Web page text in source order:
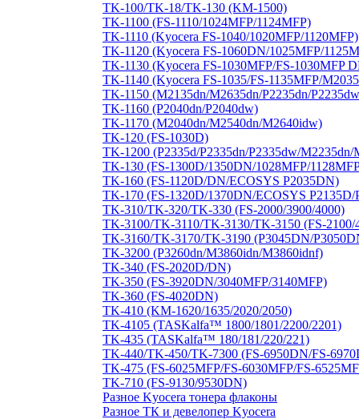
TK-100/TK-18/TK-130 (KM-1500)
TK-1100 (FS-1110/1024MFP/1124MFP)
TK-1110 (Kyocera FS-1040/1020MFP/1120MFP)
TK-1120 (Kyocera FS-1060DN/1025MFP/
TK-1130 (Kyocera FS-1030MFP/FS-1030MFP
TK-1140 (Kyocera FS-1035/FS-1135MFP/
TK-1150 (M2135dn/M2635dn/P2235dn/
TK-1160 (P2040dn/P2040dw)
TK-1170 (M2040dn/M2540dn/M2640idw)
TK-120 (FS-1030D)
TK-1200 (P2335d/P2335dn/P2335dw/
TK-130 (FS-1300D/1350DN/1028MFP/
TK-160 (FS-1120D/DN/ECOSYS P2035DN)
TK-170 (FS-1320D/1370DN/ECOSYS P2135D/
TK-310/TK-320/TK-330 (FS-2000/3900/4000)
TK-3100/TK-3110/TK-3130/TK-3150 (FS-2100/
TK-3160/TK-3170/TK-3190 (P3045DN/
TK-3200 (P3260dn/M3860idn/M3860idnf)
TK-340 (FS-2020D/DN)
TK-350 (FS-3920DN/3040MFP/3140MFP)
TK-360 (FS-4020DN)
TK-410 (KM-1620/1635/2020/2050)
TK-4105 (TASKalfa™ 1800/1801/2200/2201)
TK-435 (TASKalfa™ 180/181/220/221)
TK-440/TK-450/TK-7300 (FS-6950DN/FS-
TK-475 (FS-6025MFP/FS-6030MFP/FS-
TK-710 (FS-9130/9530DN)
Разное Kyocera тонера флаконы
Разное ТК и девелопер Kyocera